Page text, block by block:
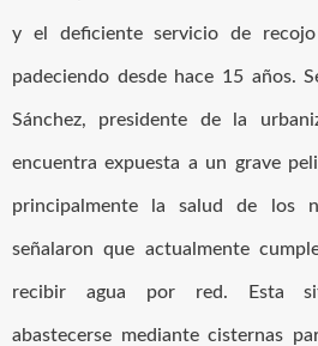
y el deficiente servicio de
padeciendo desde hace 15 años.
Sánchez, presidente de la
encuentra expuesta a un grave
principalmente la salud de los
señalaron que actualmente
recibir agua por red. Esta
abastecerse mediante cisternas